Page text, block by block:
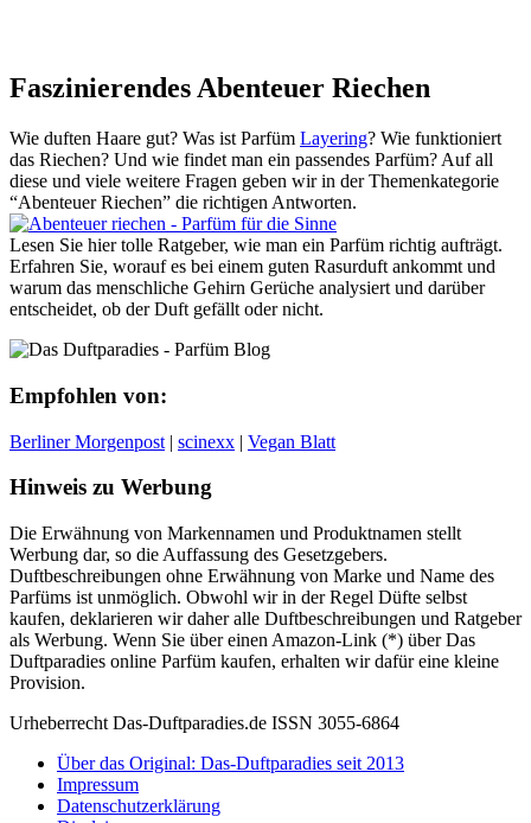
Faszinierendes Abenteuer Riechen
Wie duften Haare gut? Was ist Parfüm Layering? Wie funktioniert
das Riechen? Und wie findet man ein passendes Parfüm? Auf all
diese und viele weitere Fragen geben wir in der Themenkategorie
“Abenteuer Riechen” die richtigen Antworten.
Lesen Sie hier tolle Ratgeber, wie man ein Parfüm richtig aufträgt.
Erfahren Sie, worauf es bei einem guten Rasurduft ankommt und
warum das menschliche Gehirn Gerüche analysiert und darüber
entscheidet, ob der Duft gefällt oder nicht.
Empfohlen von:
Berliner Morgenpost | scinexx | Vegan Blatt
Hinweis zu Werbung
Die Erwähnung von Markennamen und Produktnamen stellt
Werbung dar, so die Auffassung des Gesetzgebers.
Duftbeschreibungen ohne Erwähnung von Marke und Name des
Parfüms ist unmöglich. Obwohl wir in der Regel Düfte selbst
kaufen, deklarieren wir daher alle Duftbeschreibungen und Ratgeber
als Werbung. Wenn Sie über einen Amazon-Link (*) über Das
Duftparadies online Parfüm kaufen, erhalten wir dafür eine kleine
Provision.
Urheberrecht Das-Duftparadies.de ISSN 3055-6864
Über das Original: Das-Duftparadies seit 2013
Impressum
Datenschutzerklärung